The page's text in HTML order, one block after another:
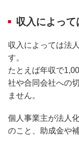
収入によっ
収入によっては法
す。
たとえば年収で
社や合同会社への
ません。
個人事業主が法人
のこと、助成金や